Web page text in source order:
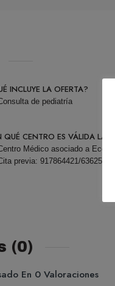
INCLUYE LA OFERTA?
de pediatría
QUÉ CENTRO ES VÁLIDA LA
Médico asociado a
previa: 917864421/636255157
(0)
En 0 Valoraciones